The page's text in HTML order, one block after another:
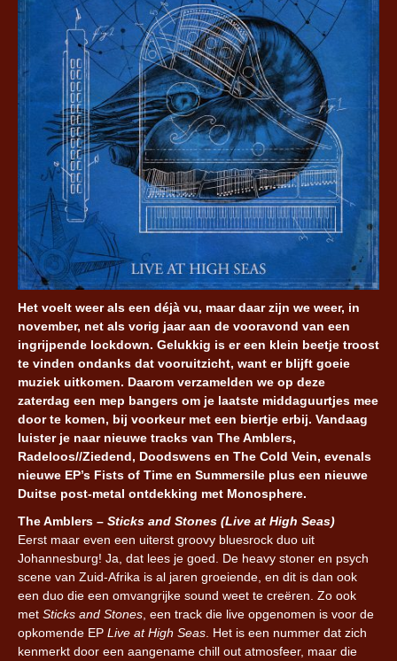
Het voelt weer als een déjà vu, maar daar zijn we weer, in
november, net als vorig jaar aan de vooravond van een
ingrijpende lockdown. Gelukkig is er een klein beetje troost
te vinden ondanks dat vooruitzicht, want er blijft goeie
muziek uitkomen. Daarom verzamelden we op deze
zaterdag een mep bangers om je laatste middaguurtjes mee
door te komen, bij voorkeur met een biertje erbij. Vandaag
luister je naar nieuwe tracks van The Amblers,
Radeloos//Ziedend, Doodswens en The Cold Vein, evenals
nieuwe EP’s Fists of Time en Summersile plus een nieuwe
Duitse post-metal ontdekking met Monosphere.
The Amblers – Sticks and Stones (Live at High Seas)
Eerst maar even een uiterst groovy bluesrock duo uit
Johannesburg! Ja, dat lees je goed. De heavy stoner en psych
scene van Zuid-Afrika is al jaren groeiende, en dit is dan ook
een duo die een omvangrijke sound weet te creëren. Zo ook
met Sticks and Stones , een track die live opgenomen is voor de
opkomende EP Live at High Seas . Het is een nummer dat zich
kenmerkt door een aangename chill out atmosfeer, maar die